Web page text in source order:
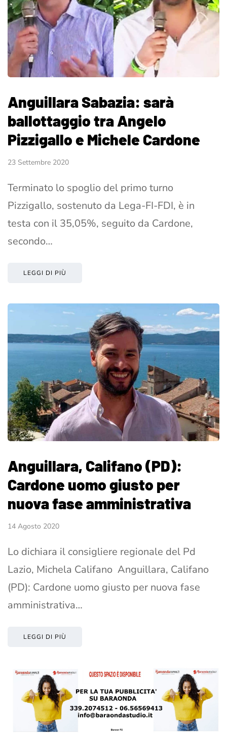
Anguillara Sabazia: sarà
ballottaggio tra Angelo
Pizzigallo e Michele Cardone
23 Settembre 2020
Terminato lo spoglio del primo turno
Pizzigallo, sostenuto da Lega-FI-FDI, è in
testa con il 35,05%, seguito da Cardone,
secondo…
LEGGI DI PIÙ
Anguillara, Califano (PD):
Cardone uomo giusto per
nuova fase amministrativa
14 Agosto 2020
Lo dichiara il consigliere regionale del Pd
Lazio, Michela Califano Anguillara, Califano
(PD): Cardone uomo giusto per nuova fase
amministrativa…
LEGGI DI PIÙ